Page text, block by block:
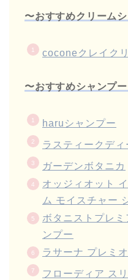
〜おすすめクリーム
coconeクレイク
〜おすすめシャンプ
haruシャンプー
ラスティークデ
ガーデンボタニカ
オッジィオット
ム モイスチャー
ボタニストプレ
ンプー
ラサーナ プレミ
フローディア ス